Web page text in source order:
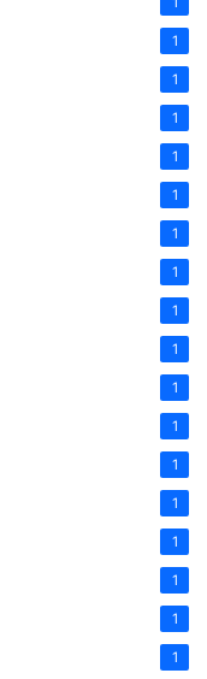
1
1
1
1
1
1
1
1
1
1
1
1
1
1
1
1
1